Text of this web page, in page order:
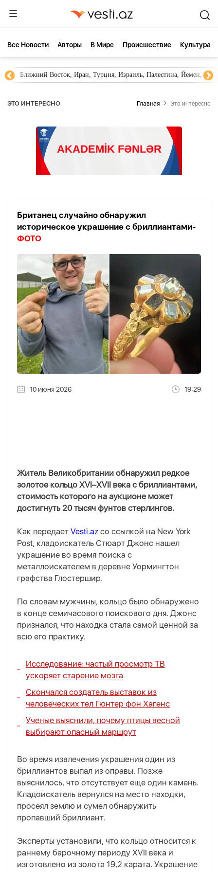
Все Новости Aвторы В Мире Происшествие Культура
Ближний Восток, Иран, Турция, Израиль, Палестина, Йемен,
ЭТО ИНТЕРЕСНО Главная Это интересно
Британец случайно обнаружил
историческое украшение с бриллиантами-
ФОТО
10 июня 2026 19:29
Житель Великобритании обнаружил редкое
золотое кольцо XVI–XVII века с бриллиантами,
стоимость которого на аукционе может
достигнуть 20 тысяч фунтов стерлингов.
Как передает Vesti.az со ссылкой на New York
Post, кладоискатель Стюарт Джонс нашел
украшение во время поиска с
металлоискателем в деревне Уормингтон
графства Глостершир.
По словам мужчины, кольцо было обнаружено
в конце семичасового поискового дня. Джонс
признался, что находка стала самой ценной за
всю его практику.
Исследование: частый просмотр ТВ
ускоряет старение мозга
Скончался создатель выставок из
человеческих тел Гюнтер фон Хагенс
Ученые выяснили, почему птицы весной
выбирают опасный маршрут
Во время извлечения украшения один из
бриллиантов выпал из оправы. Позже
выяснилось, что отсутствует еще один камень.
Кладоискатель вернулся на место находки,
просеял землю и сумел обнаружить
пропавший бриллиант.
Эксперты установили, что кольцо относится к
раннему барочному периоду XVII века и
изготовлено из золота 19,2 карата. Украшение